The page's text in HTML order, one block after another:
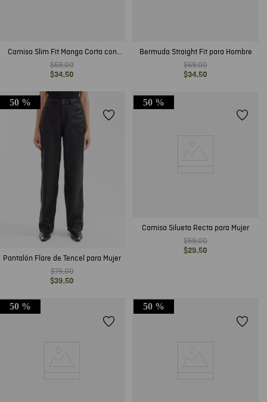
Camisa Slim Fit Manga Corta con
Bloques de Color en Algodón para
Hombre
$69,00
$34,50
Bermuda Straight Fit para Hombre
$69,00
$34,50
50 %
Pantalón Flare de Tencel para Mujer
$79,00
$39,50
50 %
Camisa Silueta Recta para Mujer
$59,00
$29,50
50 % 50 %